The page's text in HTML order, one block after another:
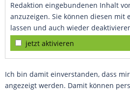
Redaktion eingebundenen Inhalt
anzuzeigen. Sie können diesen mit
lassen und auch wieder
jetzt aktivieren
Ich bin damit einverstanden, dass
angezeigt werden. Damit können